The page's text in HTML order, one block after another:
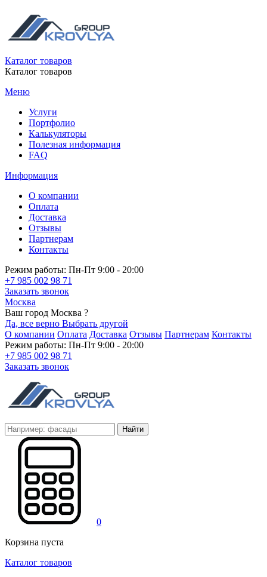
Каталог товаров
Каталог товаров
Меню
Услуги
Портфолио
Калькуляторы
Полезная информация
FAQ
Информация
О компании
Оплата
Доставка
Отзывы
Партнерам
Контакты
Режим работы: Пн-Пт 9:00 - 20:00
+7 985 002 98 71
Заказать звонок
Москва
Ваш город Москва ?
Да, все верно Выбрать другой
О компании Оплата Доставка Отзывы Партнерам Контакты
Режим работы: Пн-Пт 9:00 - 20:00
+7 985 002 98 71
Заказать звонок
Найти
0
Корзина пуста
Каталог товаров